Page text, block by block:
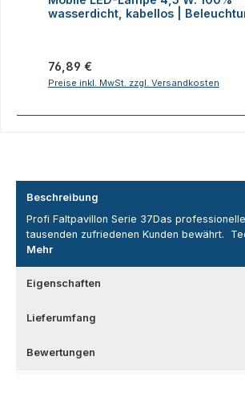
wasserdicht, kabellos |
Regulärer Preis:
76,89 €
Preise inkl. MwSt. zzgl. Versandkosten
Beschreibung
Profi Faltpavillon Serie 37Das
tausenden zufriedenen Kunden bewährt.
Mehr
Eigenschaften
Lieferumfang
Bewertungen